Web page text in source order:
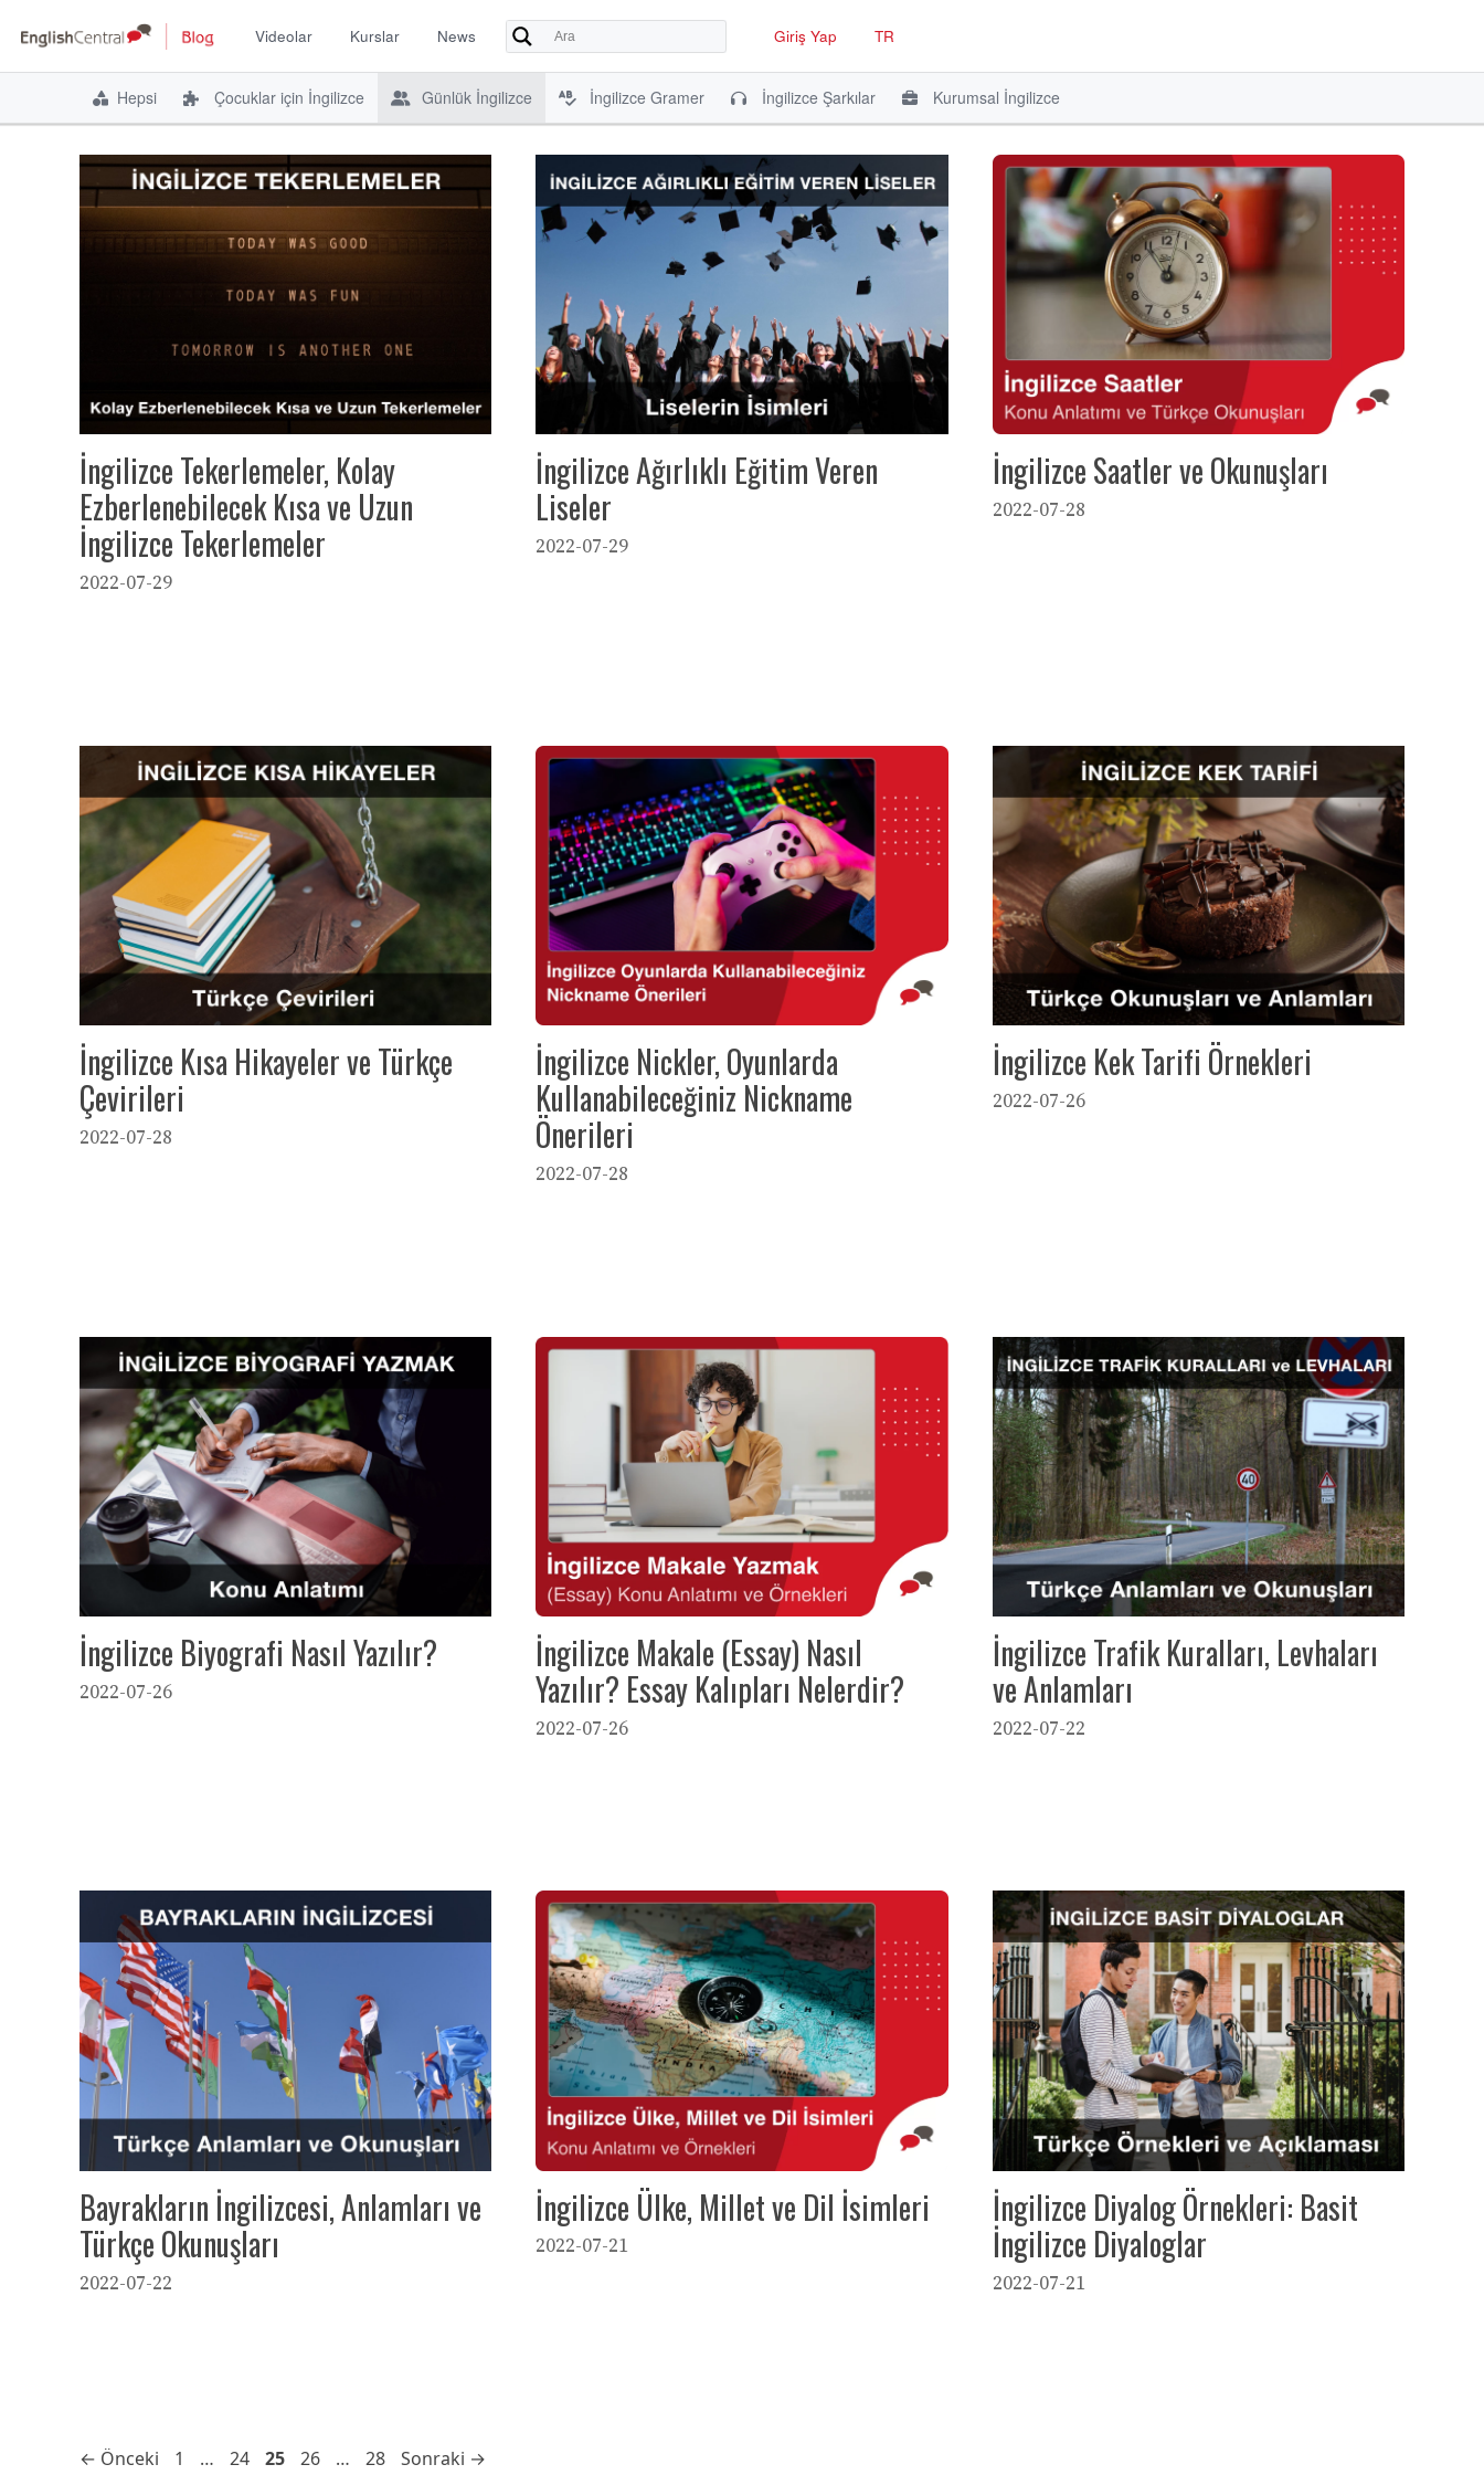
Videolar Kurslar News Giriş Yap TR
Hepsi Çocuklar için İngilizce Günlük İngilizce İngilizce Gramer İngilizce Şarkılar Kurumsal İngilizce
İçeriğe
İngilizce Tekerlemeler, Kolay
Ezberlenebilecek Kısa ve Uzun
İngilizce Tekerlemeler
2022-07-29
İngilizce Ağırlıklı Eğitim Veren
Liseler
2022-07-29
İngilizce Saatler ve Okunuşları
2022-07-28
İngilizce Kısa Hikayeler ve Türkçe
Çevirileri
2022-07-28
İngilizce Nickler, Oyunlarda
Kullanabileceğiniz Nickname
Önerileri
2022-07-28
İngilizce Kek Tarifi Örnekleri
2022-07-26
İngilizce Biyografi Nasıl Yazılır?
2022-07-26
İngilizce Makale (Essay) Nasıl
Yazılır? Essay Kalıpları Nelerdir?
2022-07-26
İngilizce Trafik Kuralları, Levhaları
ve Anlamları
2022-07-22
Bayrakların İngilizcesi, Anlamları ve
Türkçe Okunuşları
2022-07-22
İngilizce Ülke, Millet ve Dil İsimleri
2022-07-21
İngilizce Diyalog Örnekleri: Basit
İngilizce Diyaloglar
2022-07-21
← Önceki Sayfa
1 … Sayfa
24 Sayfa
25 Sayfa
26 … Sayfa
28 Sonraki →